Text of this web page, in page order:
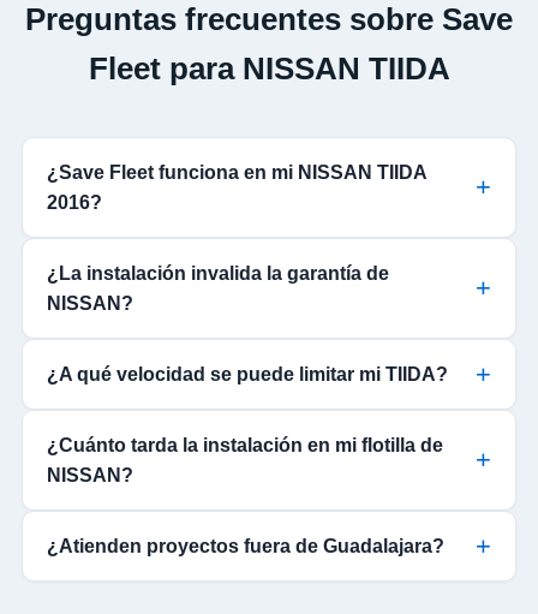
Preguntas frecuentes sobre Save
Fleet para NISSAN TIIDA
¿Save Fleet funciona en mi NISSAN TIIDA
2016?
¿La instalación invalida la garantía de
NISSAN?
¿A qué velocidad se puede limitar mi TIIDA?
¿Cuánto tarda la instalación en mi flotilla de
NISSAN?
¿Atienden proyectos fuera de Guadalajara?